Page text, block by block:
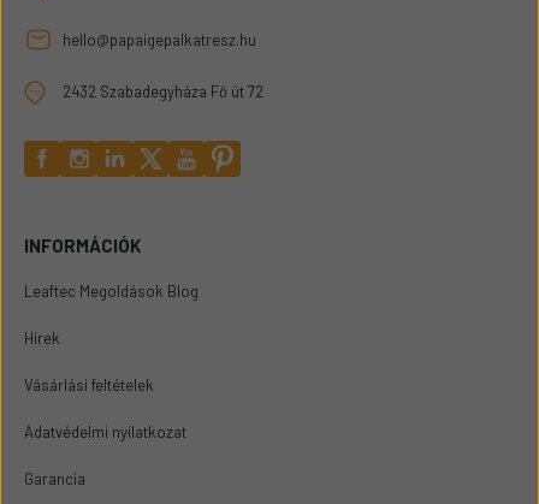
hello@papaigepalkatresz.hu
2432 Szabadegyháza Fő út 72
INFORMÁCIÓK
Leaftec Megoldások Blog
Hírek
Vásárlási feltételek
Adatvédelmi nyilatkozat
Garancia